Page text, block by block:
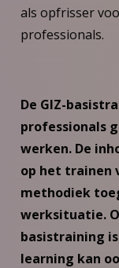
als opfrisser
professionals.
De GIZ-
professionals
werken. De
op het trainen
methodiek
werksituatie.
basistraining
learning kan